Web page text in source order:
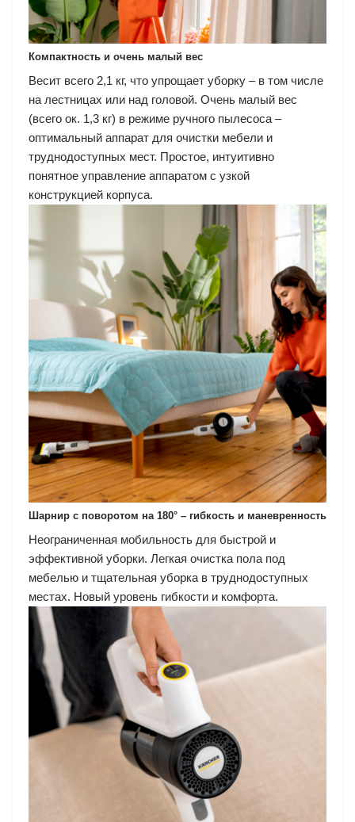
Компактность и очень малый вес
Весит всего 2,1 кг, что упрощает уборку – в том числе
на лестницах или над головой. Очень малый вес
(всего ок. 1,3 кг) в режиме ручного пылесоса –
оптимальный аппарат для очистки мебели и
труднодоступных мест. Простое, интуитивно
понятное управление аппаратом с узкой
конструкцией корпуса.
Шарнир с поворотом на 180° – гибкость и маневренность
Неограниченная мобильность для быстрой и
эффективной уборки. Легкая очистка пола под
мебелью и тщательная уборка в труднодоступных
местах. Новый уровень гибкости и комфорта.